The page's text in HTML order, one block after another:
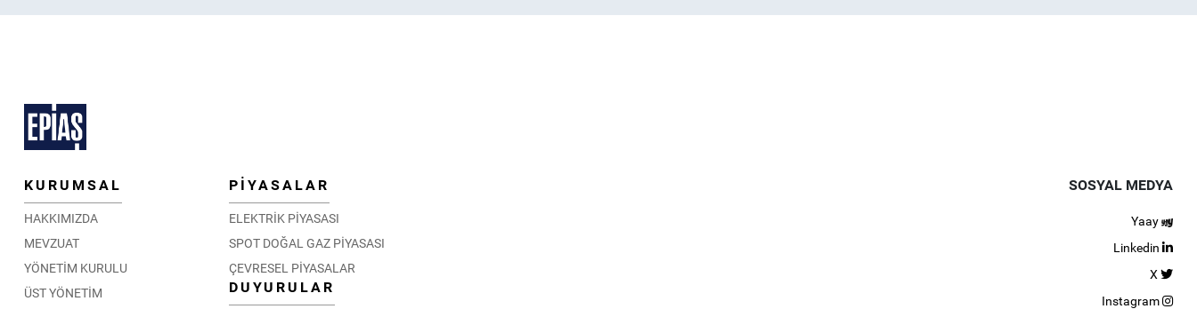
KURUMSAL
HAKKIMIZDA
MEVZUAT
YÖNETİM KURULU
ÜST YÖNETİM
PİYASALAR
ELEKTRİK PİYASASI
SPOT DOĞAL GAZ PİYASASI
ÇEVRESEL PİYASALAR
DUYURULAR
SOSYAL MEDYA
Yaay
Linkedin
X
Instagram